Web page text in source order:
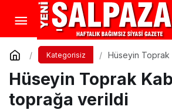
Kategorisiz
Hüseyin Toprak
Hüseyin Toprak
toprağa verildi